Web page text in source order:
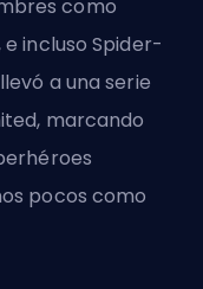
como
incluso Spider-
a una serie
marcando
pocos como